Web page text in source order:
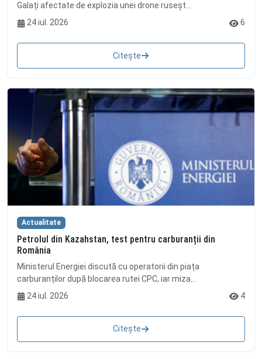
Galați afectate de explozia unei drone ruseșt...
24 iul. 2026
6
Citește
Actualitate
Petrolul din Kazahstan, test pentru carburanții din
România
Ministerul Energiei discută cu operatorii din piața
carburanților după blocarea rutei CPC, iar miza...
24 iul. 2026
4
Citește